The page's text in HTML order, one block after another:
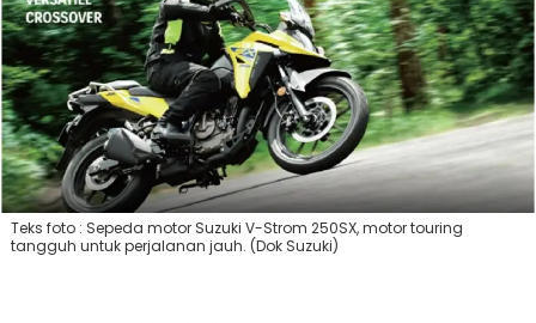
Teks foto : Sepeda motor Suzuki V-Strom 250SX, motor touring
tangguh untuk perjalanan jauh. (Dok Suzuki)